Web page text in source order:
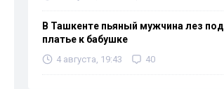
В Ташкенте пьяный мужчина лез под
платье к бабушке
4 августа, 19:43 40